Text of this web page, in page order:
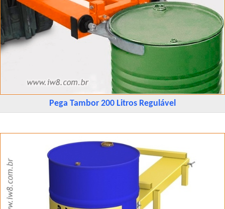
Pega Tambor 200 Litros Regulável